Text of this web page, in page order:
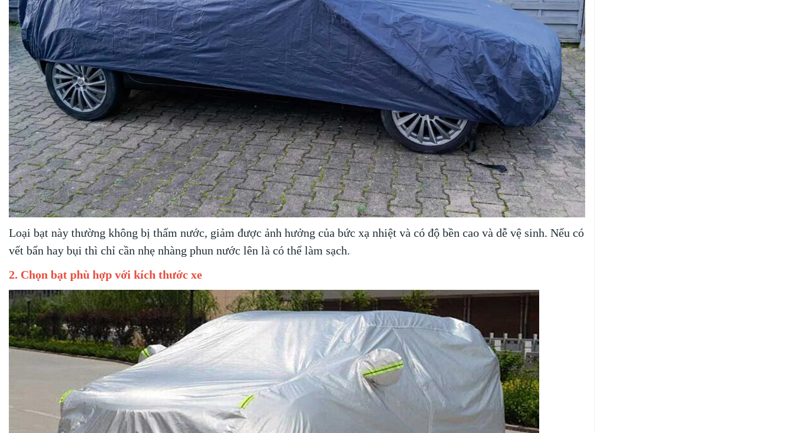
Loại bạt này thường không bị thấm nước, giảm được ảnh hưởng của bức xạ nhiệt và có độ bền cao và dễ vệ sinh. Nếu có
vết bẩn hay bụi thì chỉ cần nhẹ nhàng phun nước lên là có thể làm sạch.
2. Chọn bạt phù hợp với kích thước xe